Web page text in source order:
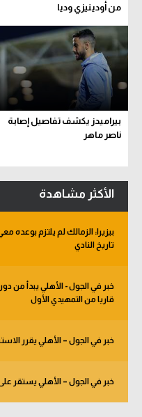
من أودينيزي وديا
بيراميدز يكشف تفاصيل إصابة
ناصر ماهر
الأكثر مشاهدة
بيزيرا: الزمالك لم يلتزم
تاريخ النادي
قاريا من التمهيدي الأول
خبر في الجول – الأهلي يقرر
خبر في الجول – الأهلي يستقر